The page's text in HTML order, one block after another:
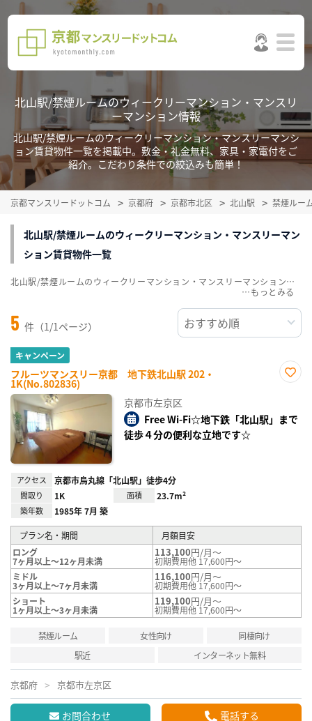
北山駅/禁煙ルームのウィークリーマンション・マンスリ
ーマンション情報
北山駅/禁煙ルームのウィークリーマンション・マンスリーマンシ
ョン賃貸物件一覧を掲載中。敷金・礼金無料、家具・家電付をご
紹介。こだわり条件での絞込みも簡単！
京都マンスリードットコム 京都府 京都市北区 北山駅 禁煙ルー
北山駅/禁煙ルームのウィークリーマンション・マンスリーマン
ション賃貸物件一覧
5 件（1/1ページ）
キャンペーン
フルーツマンスリー京都 地下鉄北山駅 202・
1K(No.802836)
録
京都市左京区
Free Wi-Fi☆地下鉄「北山駅」まで
徒歩４分の便利な立地です☆
アクセス 京都市烏丸線「北山駅」徒歩4分
間取り 1K 面積 23.7m²
築年数 1985年 7月 築
プラン名・期間
月額目安
ロング
7ヶ月以上～12ヶ月未満
113,100円/月～
初期費用他 17,600円～
ミドル
3ヶ月以上～7ヶ月未満
116,100円/月～
初期費用他 17,600円～
ショート
1ヶ月以上～3ヶ月未満
119,100円/月～
初期費用他 17,600円～
禁煙ルーム 女性向け
同棲向け
駅近
インターネット無料
京都府 京都市左京区
お問合わせ 電話する
北山駅/禁煙ルームのウィークリーマンション・マンスリーマンション賃貸物件一覧を掲載中。敷金・礼金無料、家具・家電付をご紹介。こだわり条件での絞込みも簡単！
…